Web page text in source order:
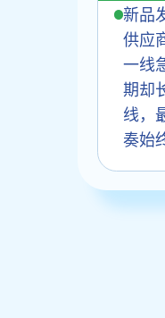
新品
供应
一线
期却
线，
奏始